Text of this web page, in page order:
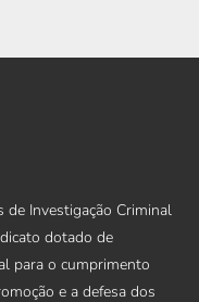
de Investigação Criminal
dotado de
para o cumprimento
e a defesa dos